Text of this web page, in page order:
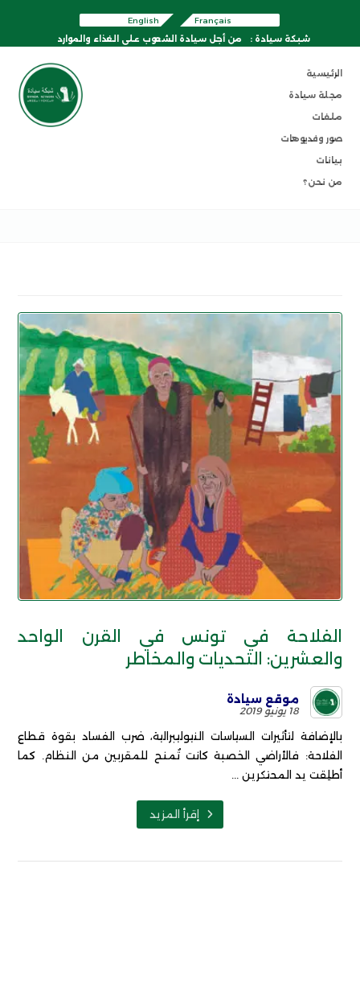
Français
English
شبكة سيادة :
من أجل سيادة الشعوب على الغذاء والموارد
الرئيسية
مجلة سيادة
ملفات
صور وفديوهات
بيانات
من نحن؟
الفلاحة في تونس في القرن الواحد
والعشرين: التحديات والمخاطر
موقع سيادة
18 يونيو 2019
بالإضافة لتأثيرات السياسات النيوليبرالية، ضرب الفساد بقوة قطاع
الفلاحة: فالأراضي الخصبة كانت تُمنح للمقربين من النظام. كما
أطلِقت يد المحتكرين ...
إقرأ المزيد